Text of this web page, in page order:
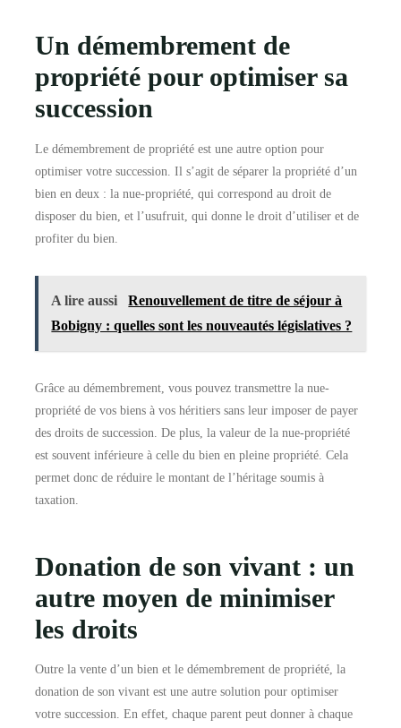
Un démembrement de
propriété pour optimiser sa
succession
Le démembrement de propriété est une autre option pour
optimiser votre succession. Il s’agit de séparer la propriété d’un
bien en deux : la nue-propriété, qui correspond au droit de
disposer du bien, et l’usufruit, qui donne le droit d’utiliser et de
profiter du bien.
A lire aussi
Renouvellement de titre de séjour à
Bobigny : quelles sont les nouveautés législatives ?
Grâce au démembrement, vous pouvez transmettre la nue-
propriété de vos biens à vos héritiers sans leur imposer de payer
des droits de succession. De plus, la valeur de la nue-propriété
est souvent inférieure à celle du bien en pleine propriété. Cela
permet donc de réduire le montant de l’héritage soumis à
taxation.
Donation de son vivant : un
autre moyen de minimiser
les droits
Outre la vente d’un bien et le démembrement de propriété, la
donation de son vivant est une autre solution pour optimiser
votre succession. En effet, chaque parent peut donner à chaque